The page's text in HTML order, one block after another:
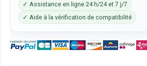
✓ Assistance en ligne 24 h/24 et 7 j/7
✓ Aide à la vérification de compatibilité